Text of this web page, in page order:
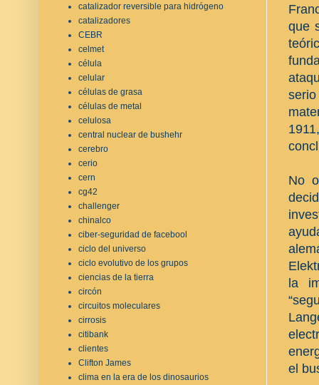
que
No
la
el
catalizador reversible para hidrógeno
catalizadores
CEBR
celmet
célula
celular
células de grasa
células de metal
celulosa
central nuclear de bushehr
cerebro
cerio
cern
cg42
challenger
chinalco
ciber-seguridad de facebool
ciclo del universo
ciclo evolutivo de los grupos
ciencias de la tierra
circón
circuitos moleculares
cirrosis
citibank
clientes
Clifton James
clima en la era de los dinosaurios